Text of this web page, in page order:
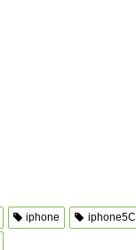
iphone iphone5C